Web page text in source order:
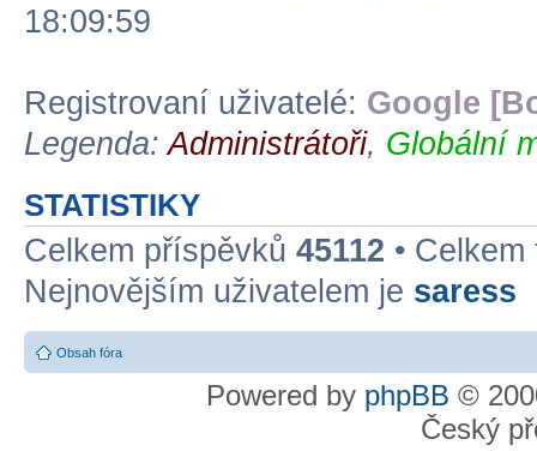
18:09:59
Registrovaní uživatelé: Google
Legenda:Administrátoři, Globální
STATISTIKY
Celkem příspěvků 45112 •
Nejnovějším uživatelem je saress
Obsah fóra
Powered by phpBB ©
Český